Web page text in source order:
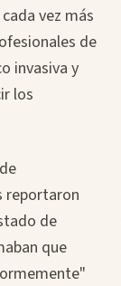
vez más
de
invasiva y
los
reportaron
de
que